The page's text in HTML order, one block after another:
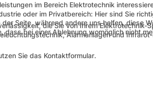
im Bereich Elektrotechnik
oder im Privatbereich: Hier sind Sie
die Sie von Ihrem Elektrotechnik-
Alarmanlagen und
Sie das Kontaktformular.
Seite, während andere uns helfen, diese
bei einer Ablehnung womöglich nicht